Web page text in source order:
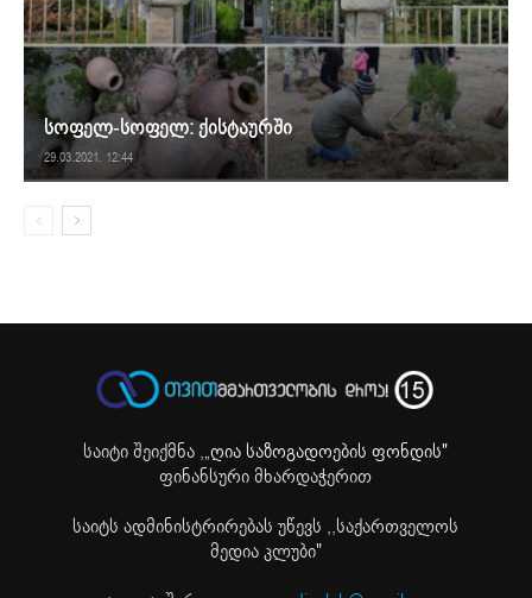
სოფელ-სოფელ: ქისტაურში
29.03.2021. 12:44
საიტი შეიქმნა ,„ღია საზოგადოების ფონდის"
ფინანსური მხარდაჭერით
საიტს ადმინისტრირებას უწევს ,,საქართველოს
მედია კლუბი"